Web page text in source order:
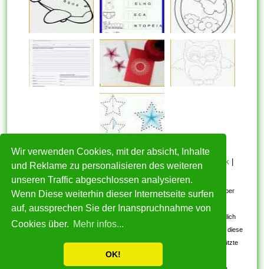
Wir verwenden Cookies, mit der absicht, Inhalte
und Reklame zu personalisieren des weiteren
unseren Traffic abgeschlossen analysieren.
Wenn Diese weiterhin dieser Internetseite surfen
auf, aussprechen Sie der Inanspruchnahme von
Cookies über. Mehr infos...
OK!
HOME |Über mich| Datenschutzerklärung|Cookie Politik
Copyright
Nutzungsbedingungen
Alle eingereichten Inhalte bleiben dem ursprünglichen Copyright-Inhaber
urheberrechtlich geschützt. Bitte beachten Sie: Bilder sind für den
persönlichen, nicht-kommerziellen Gebrauch. Wenn Sie urheberrechtlich
geschützte Bilder gefunden haben, wenden Sie sich an uns. Wir werden diese
umgehend entfernen. Wir beabsichtigen nicht, urheberrechtlich geschützte
Bilder anzuzeigen.